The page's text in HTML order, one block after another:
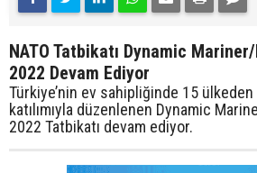
NATO Tatbikatı Dynamic
2022 Devam Ediyor
Türkiye’nin ev sahipliğinde 15
katılımıyla düzenlenen Dynamic
2022 Tatbikatı devam ediyor.